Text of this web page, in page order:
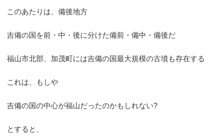
このあたりは、備後地方
吉備の国を前・中・後に分けた備前・備中・備後だ
福山市北部、加茂町には吉備の国最大規模の古墳も存在する
これは、もしや
吉備の国の中心が福山だったのかもしれない?
とすると、